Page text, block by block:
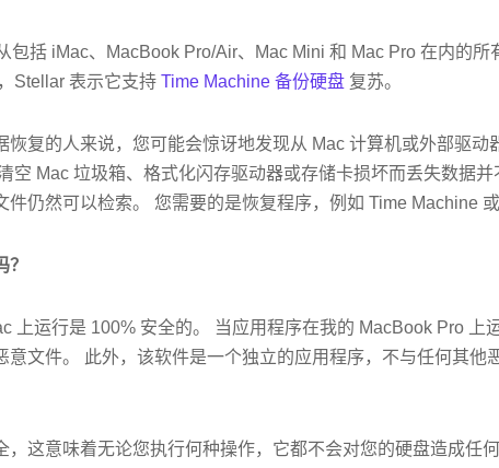
包括 iMac、MacBook Pro/Air、Mac Mini 和 Mac Pro 在内的所
Stellar 表示它支持 Time Machine 备份硬盘 复苏。
恢复的人来说，您可能会惊讶地发现从 Mac 计算机或外部驱动
空 Mac 垃圾箱、格式化闪存驱动器或存储卡损坏而丢失数据并
件仍然可以检索。 您需要的是恢复程序，例如 Time Machine 或
上运行是 100% 安全的。 当应用程序在我的 MacBook Pro 上
意文件。 此外，该软件是一个独立的应用程序，不与任何其他
，这意味着无论您执行何种操作，它都不会对您的硬盘造成任